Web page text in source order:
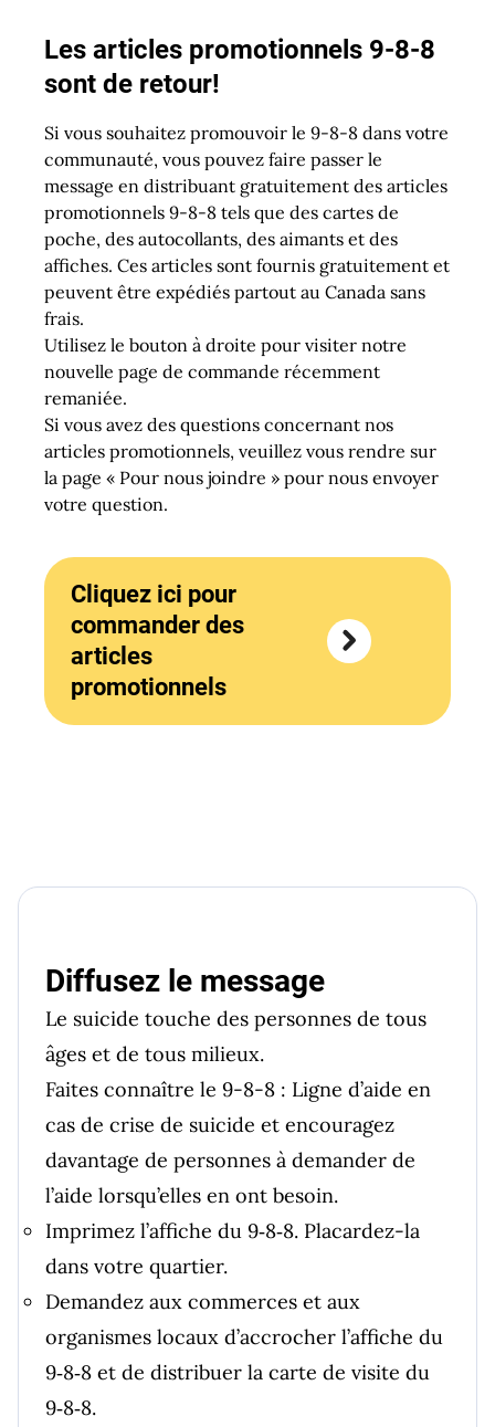
Les articles promotionnels 9-8-8
sont de retour!
Si vous souhaitez promouvoir le 9-8-8 dans votre
communauté, vous pouvez faire passer le
message en distribuant gratuitement des articles
promotionnels 9-8-8 tels que des cartes de
poche, des autocollants, des aimants et des
affiches. Ces articles sont fournis gratuitement et
peuvent être expédiés partout au Canada sans
frais.
Utilisez le bouton à droite pour visiter notre
nouvelle page de commande récemment
remaniée.
Si vous avez des questions concernant nos
articles promotionnels, veuillez vous rendre sur
la page « Pour nous joindre » pour nous envoyer
votre question.
Cliquez ici pour
commander des
articles
promotionnels
Diffusez le message
Le suicide touche des personnes de tous
âges et de tous milieux.
Faites connaître le 9-8-8 : Ligne d’aide en
cas de crise de suicide et encouragez
davantage de personnes à demander de
l’aide lorsqu’elles en ont besoin.
Imprimez l’affiche du 9‑8‑8. Placardez-la
dans votre quartier.
Demandez aux commerces et aux
organismes locaux d’accrocher l’affiche du
9‑8‑8 et de distribuer la carte de visite du
9‑8‑8.